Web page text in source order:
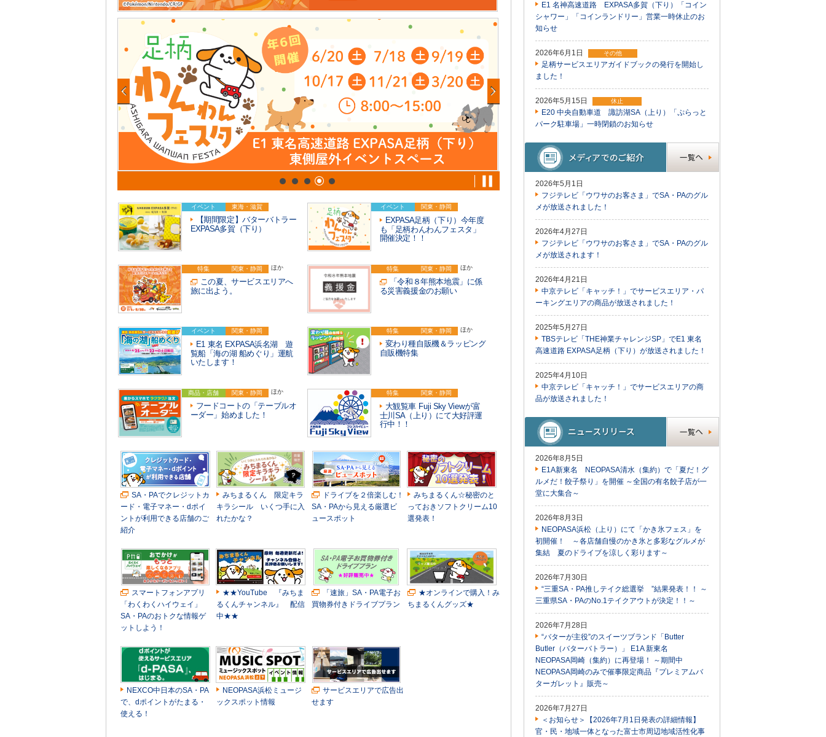
イベント 東海・滋賀
【期間限定】バターバトラー
EXPASA多賀（下り）
イベント 関東・静岡
EXPASA足柄（下り）今年度
も「足柄わんわんフェスタ」
開催決定！！
特集 関東・静岡 ほか
この夏、サービスエリアへ
旅に出よう。
特集 関東・静岡 ほか
「令和８年熊本地震」に係
る災害義援金のお願い
イベント 関東・静岡
E1 東名 EXPASA浜名湖 遊
覧船「海の湖 船めぐり」運航
いたします！
特集 関東・静岡 ほか
変わり種自販機＆ラッピング
自販機特集
商品・店舗 関東・静岡 ほか
フードコートの「テーブルオ
ーダー」始めました！
特集 関東・静岡
大観覧車 Fuji Sky Viewが富
士川SA（上り）にて大好評運
行中！！
SA・PAでクレジットカ
ード・電子マネー・dポイ
ントが利用できる店舗のご
紹介
みちまるくん 限定キラ
キラシール いくつ手に入
れたかな？
ドライブを２倍楽しむ！
SA・PAから見える厳選ビ
ュースポット
みちまるくん☆秘密のと
っておきソフトクリーム10
選発表！
スマートフォンアプリ
「わくわくハイウェイ」
SA・PAのおトクな情報ゲ
ットしよう！
★★YouTube 『みちま
るくんチャンネル』 配信
中★★
「速旅」SA・PA電子お
買物券付きドライブプラン
★オンラインで購入！み
ちまるくんグッズ★
NEXCO中日本のSA・PA
で、dポイントがたまる・
使える！
NEOPASA浜松ミュージ
ックスポット情報
サービスエリアで広告出
せます
E1 名神高速道路 EXPASA多賀（下り）「コイン
シャワー」「コインランドリー」営業一時休止のお
知らせ
2026年6月1日 その他
足柄サービスエリアガイドブックの発行を開始し
ました！
2026年5月15日 休止
E20 中央自動車道 諏訪湖SA（上り）「ぷらっと
パーク駐車場」一時閉鎖のお知らせ
2026年5月1日
フジテレビ「ウワサのお客さま」でSA・PAのグル
メが放送されました！
2026年4月27日
フジテレビ「ウワサのお客さま」でSA・PAのグル
メが放送されます！
2026年4月21日
中京テレビ「キャッチ！」でサービスエリア・パ
ーキングエリアの商品が放送されました！
2025年5月27日
TBSテレビ「THE神業チャレンジSP」でE1 東名
高速道路 EXPASA足柄（下り）が放送されました！
2025年4月10日
中京テレビ「キャッチ！」でサービスエリアの商
品が放送されました！
2026年8月5日
E1A新東名 NEOPASA清水（集約）で「夏だ！グ
ルメだ！餃子祭り」を開催 ～全国の有名餃子店が一
堂に大集合～
2026年8月3日
NEOPASA浜松（上り）にて「かき氷フェス」を
初開催！ ～各店舗自慢のかき氷と多彩なグルメが
集結 夏のドライブを涼しく彩ります～
2026年7月30日
“三重SA・PA推しテイク総選挙 ”結果発表！！ ～
三重県SA・PAのNo.1テイクアウトが決定！！～
2026年7月28日
“バターが主役”のスイーツブランド「Butter
Butler（バターバトラー）」 E1A 新東名
NEOPASA岡崎（集約）に再登場！ ～期間中
NEOPASA岡崎のみで催事限定商品『プレミアムバ
ターガレット』販売～
2026年7月27日
＜お知らせ＞【2026年7月1日発表の詳細情報】
官・民・地域一体となった富士市周辺地域活性化事